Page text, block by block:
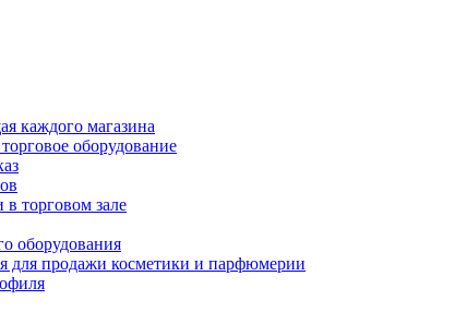
каждого магазина
оборудование
торговом зале
оборудования
для продажи косметики и парфюмерии